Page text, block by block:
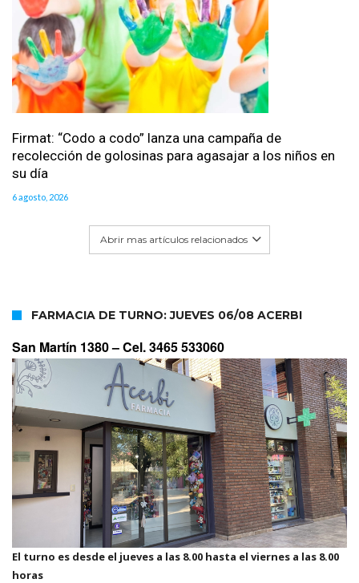
Firmat: “Codo a codo” lanza una campaña de
recolección de golosinas para agasajar a los niños en
su día
6 agosto, 2026
Abrir mas artículos relacionados
FARMACIA DE TURNO: JUEVES 06/08 ACERBI
San Martín 1380 –Cel. 3465 533060
El turno es desde el jueves a las 8.00 hasta el viernes a las 8.00
horas